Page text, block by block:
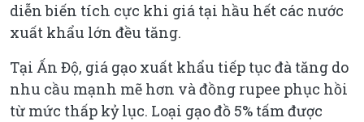
diễn biến tích cực khi giá tại hầu hết các nước
xuất khẩu lớn đều tăng.
Tại Ấn Độ, giá gạo xuất khẩu tiếp tục đà tăng do
nhu cầu mạnh mẽ hơn và đồng rupee phục hồi
từ mức thấp kỷ lục. Loại gạo đồ 5% tấm được